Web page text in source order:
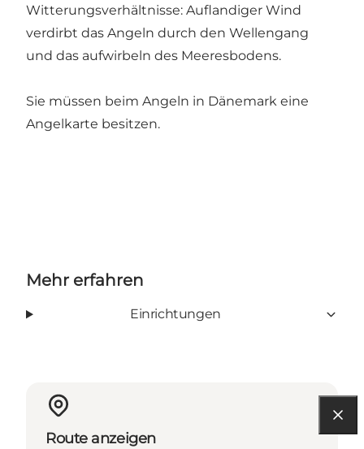
Witterungsverhältnisse: Auflandiger Wind
verdirbt das Angeln durch den Wellengang
und das aufwirbeln des Meeresbodens.
Sie müssen beim Angeln in Dänemark eine
Angelkarte besitzen.
Mehr erfahren
Einrichtungen
Route anzeigen